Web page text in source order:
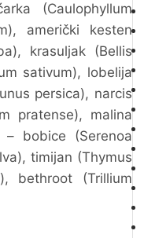
(Caulophyllum
američki kesten
krasuljak (Bellis
sativum), lobelija
persica), narcis
pratense), malina
– bobice (Serenoa
timijan (Thymus
bethroot (Trillium